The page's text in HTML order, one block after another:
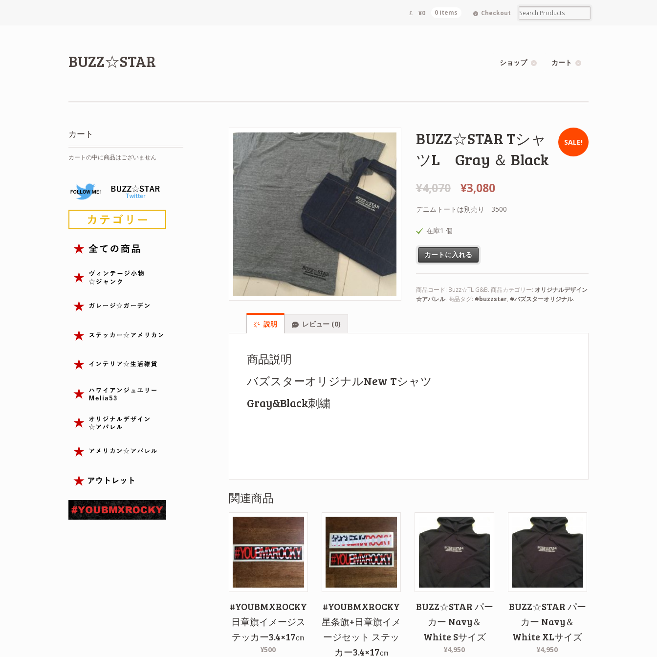
¥0 0 items Checkout
BUZZ☆STAR ショップ カート
SALE!
BUZZ☆STAR Tシャ
ツL Gray ＆ Black
¥4,070 ¥3,080
デニムトートは別売り 3500
在庫1 個
カートに入れる
商品コード: Buzz☆TL G&B. 商品カテゴリー: オリジナルデザイン
☆アパレル. 商品タグ: #buzzstar, #バズスターオリジナル.
説明 レビュー (0)
商品説明
バズスターオリジナルNew Tシャツ
Gray&Black刺繍
関連商品
#YOUBMXROCKY
日章旗イメージス
テッカー3.4×17㎝
¥500
#YOUBMXROCKY
星条旗+日章旗イメ
ージセット ステッ
カー3.4×17㎝
BUZZ☆STAR パー
カー Navy＆
White Sサイズ
¥4,950
BUZZ☆STAR パー
カー Navy＆
White XLサイズ
¥4,950
カート
カートの中に商品はございません